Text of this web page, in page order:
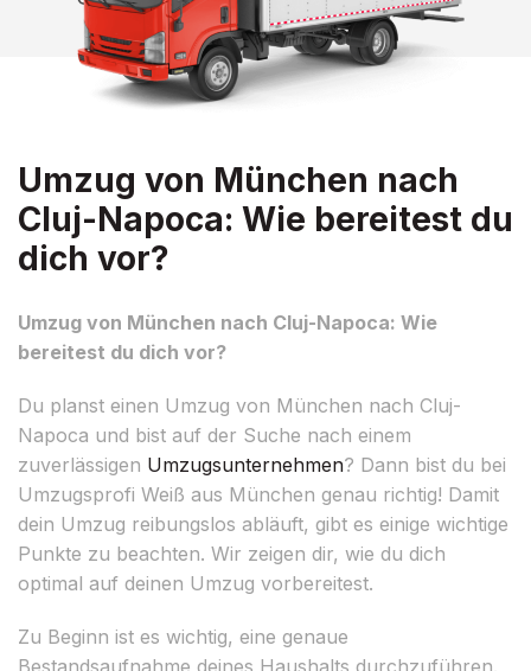
Umzug von München nach
Cluj-Napoca: Wie bereitest du
dich vor?
Umzug von München nach Cluj-Napoca: Wie
bereitest du dich vor?
Du planst einen Umzug von München nach Cluj-
Napoca und bist auf der Suche nach einem
zuverlässigen Umzugsunternehmen? Dann bist du bei
Umzugsprofi Weiß aus München genau richtig! Damit
dein Umzug reibungslos abläuft, gibt es einige wichtige
Punkte zu beachten. Wir zeigen dir, wie du dich
optimal auf deinen Umzug vorbereitest.
Zu Beginn ist es wichtig, eine genaue
Bestandsaufnahme deines Haushalts durchzuführen.